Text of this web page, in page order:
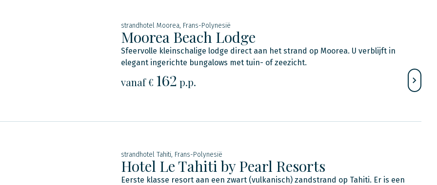
strandhotel Moorea, Frans-Polynesië
Moorea Beach Lodge
Sfeervolle kleinschalige lodge direct aan het strand op Moorea. U verblijft in
elegant ingerichte bungalows met tuin- of zeezicht.
vanaf € 162 p.p.
strandhotel Tahiti, Frans-Polynesië
Hotel Le Tahiti by Pearl Resorts
Eerste klasse resort aan een zwart (vulkanisch) zandstrand op Tahiti. Er is een